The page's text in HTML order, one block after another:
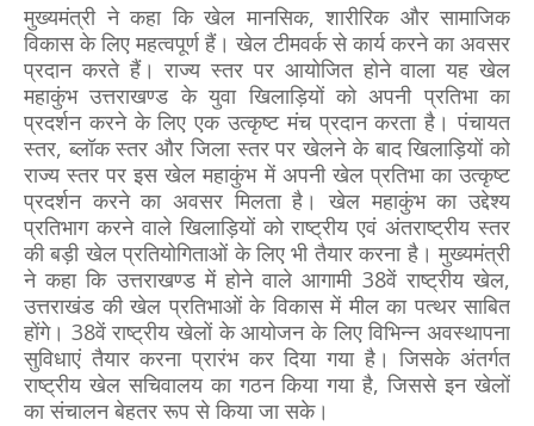
मुख्यमंत्री ने कहा कि खेल मानसिक, शारीरिक और सामाजिक
विकास के लिए महत्वपूर्ण हैं। खेल टीमवर्क से कार्य करने का अवसर
प्रदान करते हैं। राज्य स्तर पर आयोजित होने वाला यह खेल
महाकुंभ उत्तराखण्ड के युवा खिलाड़ियों को अपनी प्रतिभा का
प्रदर्शन करने के लिए एक उत्कृष्ट मंच प्रदान करता है। पंचायत
स्तर, ब्लॉक स्तर और जिला स्तर पर खेलने के बाद खिलाड़ियों को
राज्य स्तर पर इस खेल महाकुंभ में अपनी खेल प्रतिभा का उत्कृष्ट
प्रदर्शन करने का अवसर मिलता है। खेल महाकुंभ का उद्देश्य
प्रतिभाग करने वाले खिलाड़ियों को राष्ट्रीय एवं अंतराष्ट्रीय स्तर
की बड़ी खेल प्रतियोगिताओं के लिए भी तैयार करना है। मुख्यमंत्री
ने कहा कि उत्तराखण्ड में होने वाले आगामी 38वें राष्ट्रीय खेल,
उत्तराखंड की खेल प्रतिभाओं के विकास में मील का पत्थर साबित
होंगे। 38वें राष्ट्रीय खेलों के आयोजन के लिए विभिन्न अवस्थापना
सुविधाएं तैयार करना प्रारंभ कर दिया गया है। जिसके अंतर्गत
राष्ट्रीय खेल सचिवालय का गठन किया गया है, जिससे इन खेलों
का संचालन बेहतर रूप से किया जा सके।